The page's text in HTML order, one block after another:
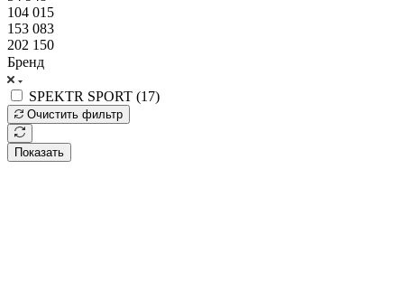
104 015
153 083
202 150
Бренд
SPEKTR SPORT (17)
Очистить фильтр
Показать